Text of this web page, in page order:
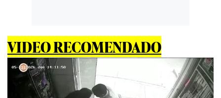
VIDEO RECOMENDADO